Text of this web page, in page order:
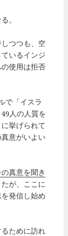
。
つつも、空
いるインジ
使用は拒否
で「イスラ
人の人質を
挙げられて
意がいよい
真意を聞き
たが、ここに
発信し始め
ために訪れ